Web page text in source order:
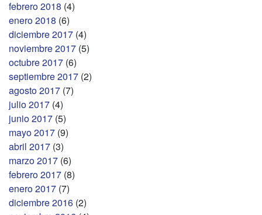
febrero 2018 (4)
enero 2018 (6)
diciembre 2017 (4)
noviembre 2017 (5)
octubre 2017 (6)
septiembre 2017 (2)
agosto 2017 (7)
julio 2017 (4)
junio 2017 (5)
mayo 2017 (9)
abril 2017 (3)
marzo 2017 (6)
febrero 2017 (8)
enero 2017 (7)
diciembre 2016 (2)